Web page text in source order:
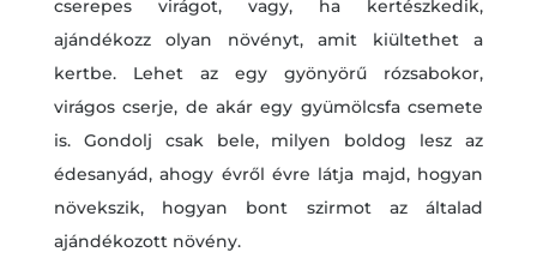
cserepes virágot, vagy, ha kertészkedik,
ajándékozz olyan növényt, amit kiültethet a
kertbe. Lehet az egy gyönyörű rózsabokor,
virágos cserje, de akár egy gyümölcsfa csemete
is. Gondolj csak bele, milyen boldog lesz az
édesanyád, ahogy évről évre látja majd, hogyan
növekszik, hogyan bont szirmot az általad
ajándékozott növény.